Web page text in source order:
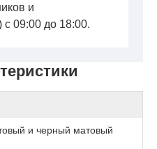
и черный матовый
и
09:00 до 18:00.